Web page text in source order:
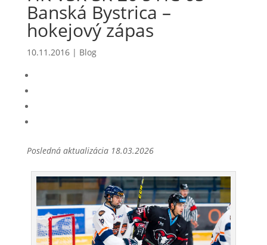
Banská Bystrica –
hokejový zápas
10.11.2016| Blog
Posledná aktualizácia 18.03.2026